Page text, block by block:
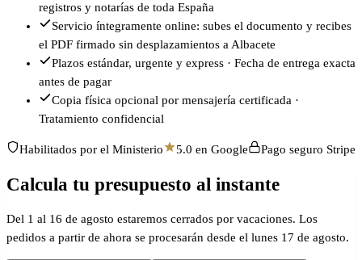
registros y notarías de toda España
Servicio íntegramente online: subes el documento y recibes
el PDF firmado sin desplazamientos a Albacete
Plazos estándar, urgente y express · Fecha de entrega exacta
antes de pagar
Copia física opcional por mensajería certificada ·
Tratamiento confidencial
Habilitados por el Ministerio 5.0 en Google Pago seguro Stripe
Calcula tu presupuesto al instante
Del 1 al 16 de agosto estaremos cerrados por vacaciones. Los
pedidos a partir de ahora se procesarán desde el lunes 17 de agosto.